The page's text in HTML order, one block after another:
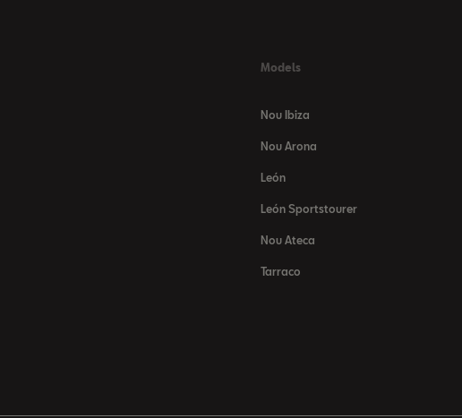
Models
Nou Ibiza
Nou Arona
León
León Sportstourer
Nou Ateca
Tarraco